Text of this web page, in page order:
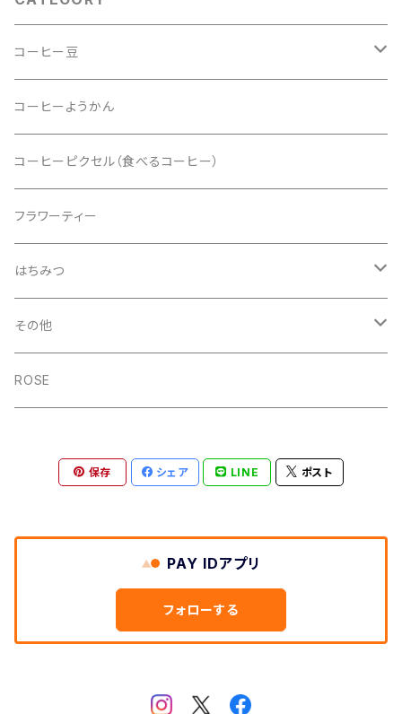
コーヒー豆
ドリップバッグ
コーヒーようかん
コーヒーピクセル（食べるコーヒー）
フラワーティー
はちみつ
Artisan Honey 50g
Artisan Honey 200g
その他
チケット
ROSE
保存 シェア LINE ポスト
PAY IDアプリ
フォローする